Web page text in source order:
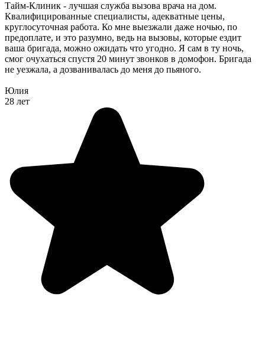
Тайм-Клиник - лучшая служба вызова врача на дом.
Квалифицированные специалисты, адекватные цены,
круглосуточная работа. Ко мне выезжали даже ночью, по
предоплате, и это разумно, ведь на вызовы, которые ездит
ваша бригада, можно ожидать что угодно. Я сам в ту ночь,
смог очухаться спустя 20 минут звонков в домофон. Бригада
не уезжала, а дозванивалась до меня до пьяного.
Юлия
28 лет